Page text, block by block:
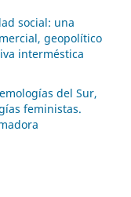
social: una
geopolítico
interméstica
del Sur,
feministas.